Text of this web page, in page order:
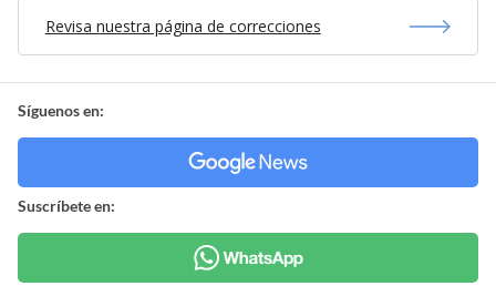
Revisa nuestra página de correcciones
Síguenos en:
Suscríbete en: